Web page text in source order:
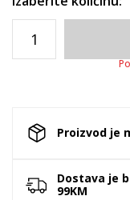
Proizvod je
Dostava je
99KM